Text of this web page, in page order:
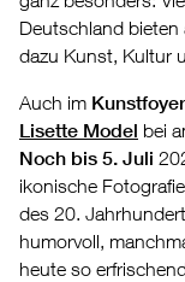
Deutschland
dazu Kunst, Kultur
Auch im Kunstfoyer
Lisette Model bei
Noch bis 5. Juli
ikonische
des 20.
humorvoll,
heute so